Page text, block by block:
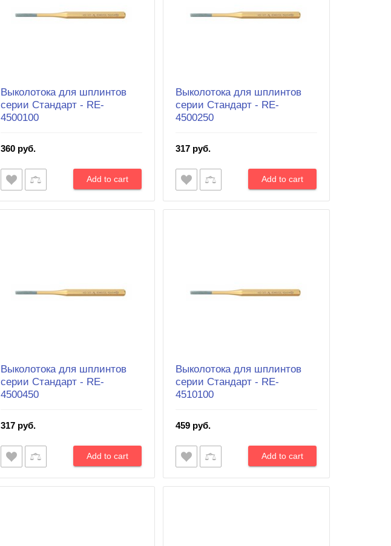
Выколотока для шплинтов
серии Cтандарт - RE-
4500100
360 руб.
Выколотока для шплинтов
серии Cтандарт - RE-
4500250
317 руб.
Выколотока для шплинтов
серии Cтандарт - RE-
4500450
317 руб.
Выколотока для шплинтов
серии Cтандарт - RE-
4510100
459 руб.